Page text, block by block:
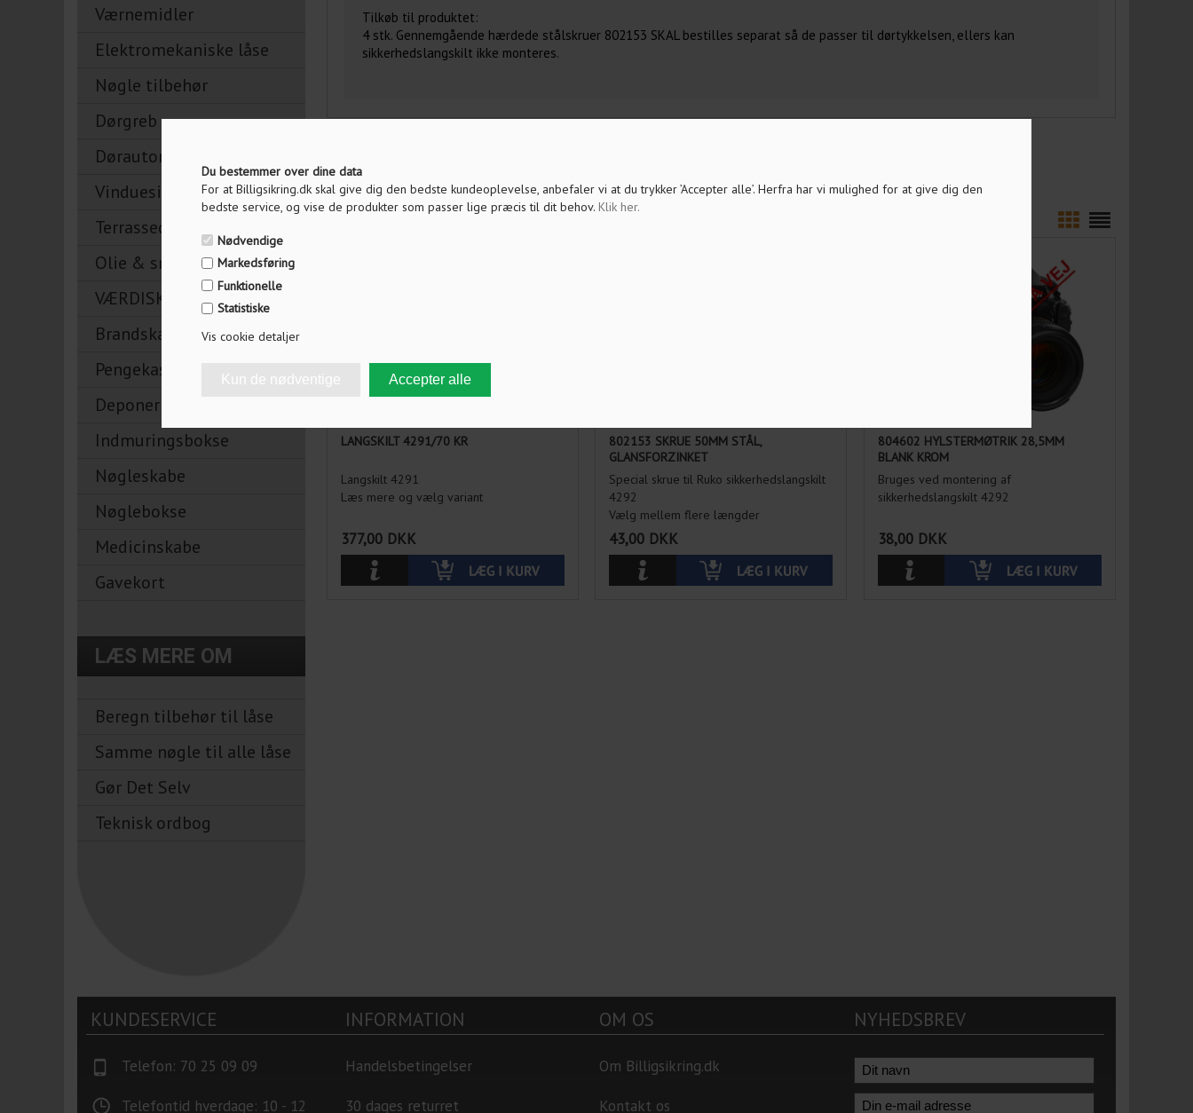
Du bestemmer over dine data
For at Billigsikring.dk skal give dig den bedste kundeoplevelse, anbefaler vi at du trykker ’Accepter alle’. Herfra har vi mulighed for at give dig den
bedste service, og vise de produkter som passer lige præcis til dit behov. Klik her.
Nødvendige
Markedsføring
Funktionelle
Statistiske
Vis cookie detaljer
Værnemidler
Elektromekaniske låse
Nøgle tilbehør
Dørgreb
Dørautomatik
Vinduesikring
Terrassedørslåse
Olie & smøremidler
VÆRDISKABE
Brandskabe
Pengekasser
Deponeringsskabe
Indmuringsbokse
Nøgleskabe
Nøglebokse
Medicinskabe
Gavekort
LÆS MERE OM
Beregn tilbehør til låse
Samme nøgle til alle låse
Gør Det Selv
Teknisk ordbog
Tilkøb til produktet:
4 stk. Gennemgående hærdede stålskruer 802153 SKAL bestilles separat så de passer til dørtykkelsen, ellers kan
sikkerhedslangskilt ikke monteres.
MÅSKE ER DU OGSÅ INTERESSERET I FØLGENDE PRODUKTER
LANGSKILT 4291/70 KR
Langskilt 4291
Læs mere og vælg variant
377,00 DKK
802153 SKRUE 50MM STÅL,
GLANSFORZINKET
Special skrue til Ruko sikkerhedslangskilt
4292
Vælg mellem flere længder
43,00 DKK
804602 HYLSTERMØTRIK 28,5MM
BLANK KROM
Bruges ved montering af
sikkerhedslangskilt 4292
38,00 DKK
KUNDESERVICE
Telefon: 70 25 09 09
Telefontid hverdage: 10 - 12
INFORMATION
Handelsbetingelser
30 dages returret
OM OS
Om Billigsikring.dk
Kontakt os
NYHEDSBREV